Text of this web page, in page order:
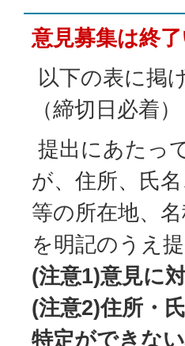
意見募集は終
以下の表に掲
（締切日必着）
提出にあたっ
が、住所、氏
等の所在地、
を明記のうえ
(注意1)意見に
(注意2)住所・
特定ができな